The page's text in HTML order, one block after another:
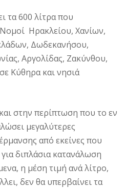
τα 600 λίτρα που
Ηρακλείου, Χανίων,
Δωδεκανήσου,
Αργολίδας, Ζακύνθου,
Κύθηρα και νησιά
στην περίπτωση που το εν
μεγαλύτερες
από εκείνες που
διπλάσια κατανάλωση
η μέση τιμή ανά λίτρο,
δεν θα υπερβαίνει τα